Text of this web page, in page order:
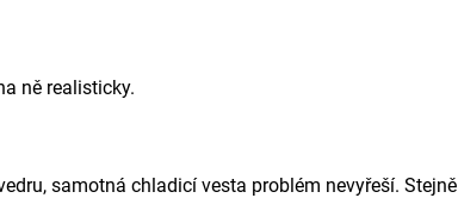
ně realisticky.
samotná chladicí vesta problém nevyřeší. Stejně